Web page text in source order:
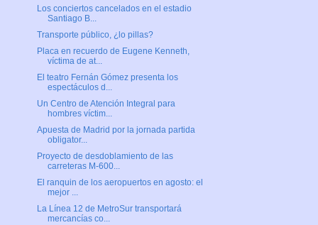
Los conciertos cancelados en el estadio
Santiago B...
Transporte público, ¿lo pillas?
Placa en recuerdo de Eugene Kenneth,
víctima de at...
El teatro Fernán Gómez presenta los
espectáculos d...
Un Centro de Atención Integral para
hombres víctim...
Apuesta de Madrid por la jornada partida
obligator...
Proyecto de desdoblamiento de las
carreteras M-600...
El ranquin de los aeropuertos en agosto: el
mejor ...
La Línea 12 de MetroSur transportará
mercancías co...